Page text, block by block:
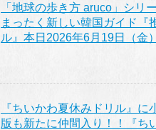
「地球の歩き方 aruco」シリ
まったく新しい韓国ガイド『
ル』本日2026年6月19日（金
『ちいかわ夏休みドリル』に
版も新たに仲間入り！！『ち